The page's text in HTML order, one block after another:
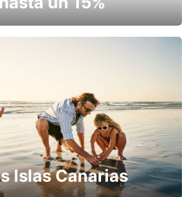
Islas Canarias